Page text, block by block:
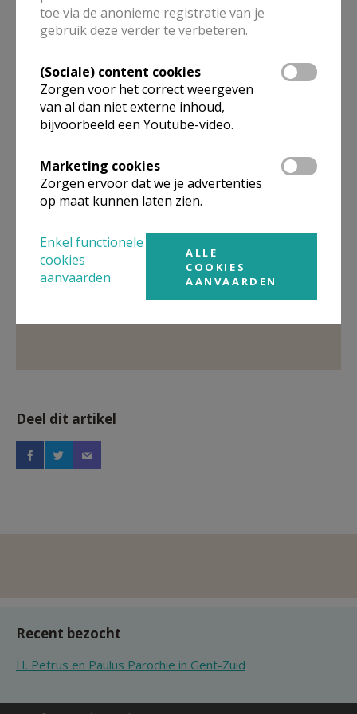
verjaardag wel zeker 100 (!) kaartjes met gelukwensen
mag lezen! Doen jullie mee?Post mag naar
Gepubliceerd door
Meer
Deel dit artikel
Recent bezocht
H. Petrus en Paulus Parochie in Gent-Zuid
toe via de anonieme registratie van je
gebruik deze verder te verbeteren.
(Sociale) content cookies
Zorgen voor het correct weergeven
van al dan niet externe inhoud,
bijvoorbeeld een Youtube-video.
Marketing cookies
Zorgen ervoor dat we je advertenties
op maat kunnen laten zien.
Enkel functionele
cookies
aanvaarden
ALLE
COOKIES
AANVAARDEN